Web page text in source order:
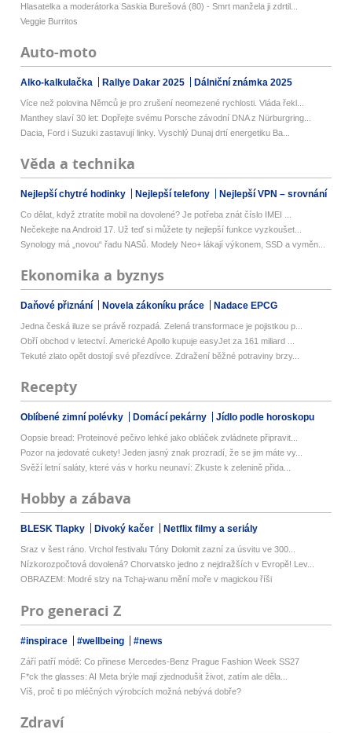
Hlasatelka a moderátorka Saskia Burešová (80) - Smrt manžela ji zdrtil...
Veggie Burritos
Auto-moto
Alko-kalkulačka Rallye Dakar 2025 Dálniční známka 2025
Více než polovina Němců je pro zrušení neomezené rychlosti. Vláda řekl...
Manthey slaví 30 let: Dopřejte svému Porsche závodní DNA z Nürburgring...
Dacia, Ford i Suzuki zastavují linky. Vyschlý Dunaj drtí energetiku Ba...
Věda a technika
Nejlepší chytré hodinky Nejlepší telefony Nejlepší VPN – srovnání
Co dělat, když ztratíte mobil na dovolené? Je potřeba znát číslo IMEI ...
Nečekejte na Android 17. Už teď si můžete ty nejlepší funkce vyzkoušet...
Synology má „novou“ řadu NASů. Modely Neo+ lákají výkonem, SSD a vyměn...
Ekonomika a byznys
Daňové přiznání Novela zákoníku práce Nadace EPCG
Jedna česká iluze se právě rozpadá. Zelená transformace je pojistkou p...
Obří obchod v letectví. Americké Apollo kupuje easyJet za 161 miliard ...
Tekuté zlato opět dostojí své přezdívce. Zdražení běžné potraviny brzy...
Recepty
Oblíbené zimní polévky Domácí pekárny Jídlo podle horoskopu
Oopsie bread: Proteinové pečivo lehké jako obláček zvládnete připravit...
Pozor na jedovaté cukety! Jeden jasný znak prozradí, že se jim máte vy...
Svěží letní saláty, které vás v horku neunaví: Zkuste k zelenině přida...
Hobby a zábava
BLESK Tlapky Divoký kačer Netflix filmy a seriály
Sraz v šest ráno. Vrchol festivalu Tóny Dolomit zazní za úsvitu ve 300...
Nízkorozpočtová dovolená? Chorvatsko jedno z nejdražších v Evropě! Lev...
OBRAZEM: Modré slzy na Tchaj-wanu mění moře v magickou říši
Pro generaci Z
#inspirace #wellbeing #news
Září patří módě: Co přinese Mercedes-Benz Prague Fashion Week SS27
F*ck the glasses: AI Meta brýle mají zjednodušit život, zatím ale děla...
Víš, proč ti po mléčných výrobcích možná nebývá dobře?
Zdraví